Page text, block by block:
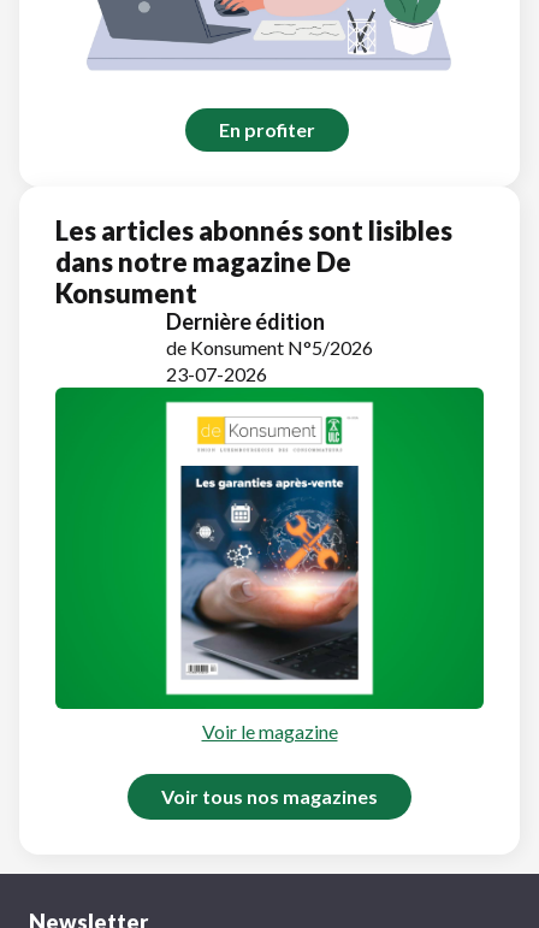
En profiter
Les articles abonnés sont lisibles
dans notre magazine De
Konsument
Dernière édition
de Konsument N°5/2026
23-07-2026
Voir le magazine
Voir tous nos magazines
Newsletter